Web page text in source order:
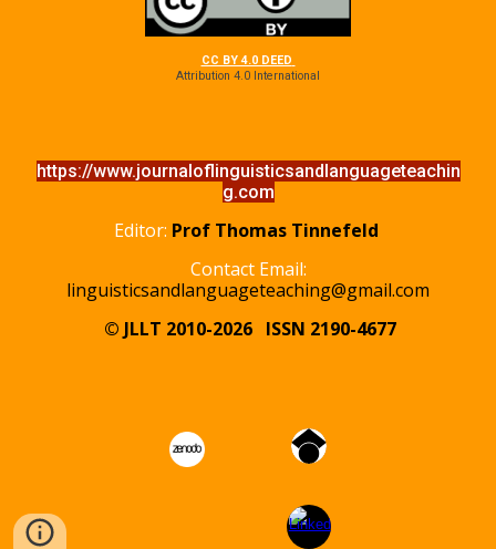
CC BY 4.0 DEED
Attribution 4.0 International
https://www.journaloflinguisticsandlanguageteachin
g.com
Editor: Prof Thomas Tinnefeld
Contact Email:
linguisticsandlanguageteaching@gmail.com
© JLLT 2010-2026 ISSN 2190-4677